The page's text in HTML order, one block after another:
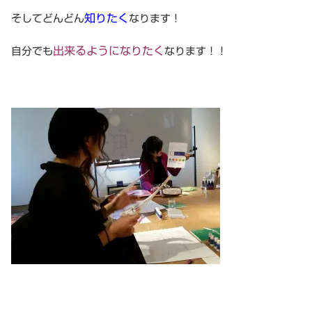
そしてどんどん知りたく なります！
自分でも出来るようになりたく なります！！